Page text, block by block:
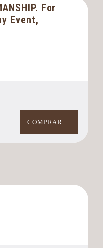
For
Event,
COMPRAR